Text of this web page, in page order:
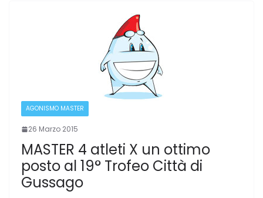
AGONISMO MASTER
26 Marzo 2015
MASTER 4 atleti X un ottimo
posto al 19° Trofeo Città di
Gussago